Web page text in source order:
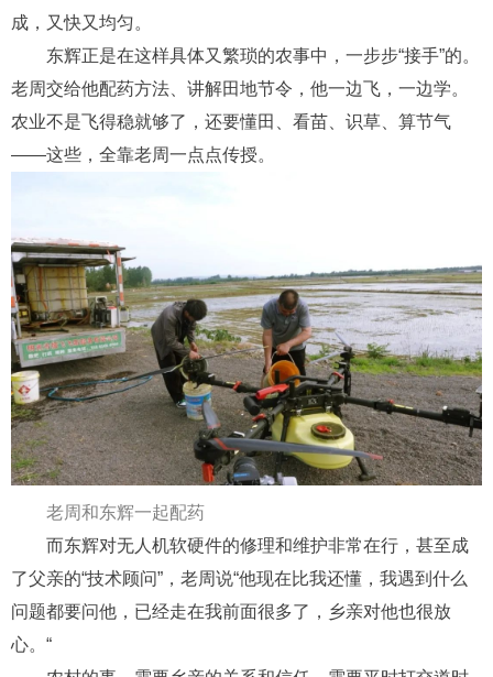
成 ，又快又均匀。
东辉正是在这样具体又繁琐的农事中，一步步“接手”的。
老周交给他配药方法、讲解田地节令，他一边飞，一边学。
农业不是飞得稳就够了，还要懂田、看苗、识草、算节气
——这些，全靠老周一点点传授。
老周和东辉一起配药
而东辉对无人机软硬件的修理和维护非常在行， 甚至成
了父亲的“技术顾问” ， 老周说“他现在比我还懂，我遇到什么
问题都要问他，已经走在我前面很多了，乡亲对他也很放
心。“